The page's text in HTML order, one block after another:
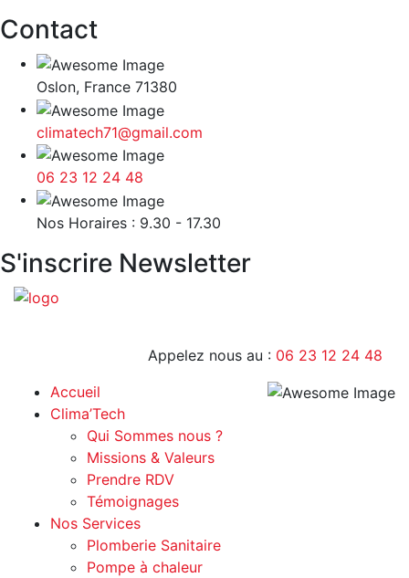
Contact
Oslon, France 71380
climatech71@gmail.com
06 23 12 24 48
Nos Horaires : 9.30 - 17.30
S'inscrire Newsletter
Appelez nous au : 06 23 12 24 48
Accueil
Clima’Tech
Qui Sommes nous ?
Missions & Valeurs
Prendre RDV
Témoignages
Nos Services
Plomberie Sanitaire
Pompe à chaleur